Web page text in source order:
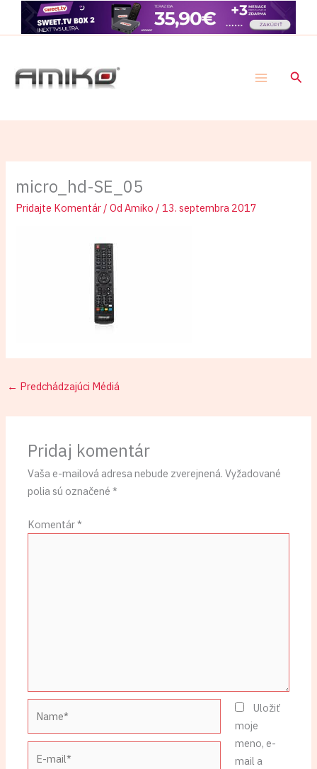
Preskočiť
micro_hd-SE_05
Pridajte Komentár / Od Amiko /13. septembra 2017
← Predchádzajúci Médiá
Pridaj komentár
Vaša e-mailová adresa nebude zverejnená. Vyžadované
polia sú označené*
Komentár*
Uložiť
moje
meno, e-
mail a